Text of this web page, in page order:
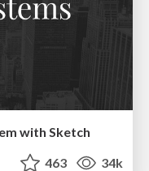
with Sketch
463 34k